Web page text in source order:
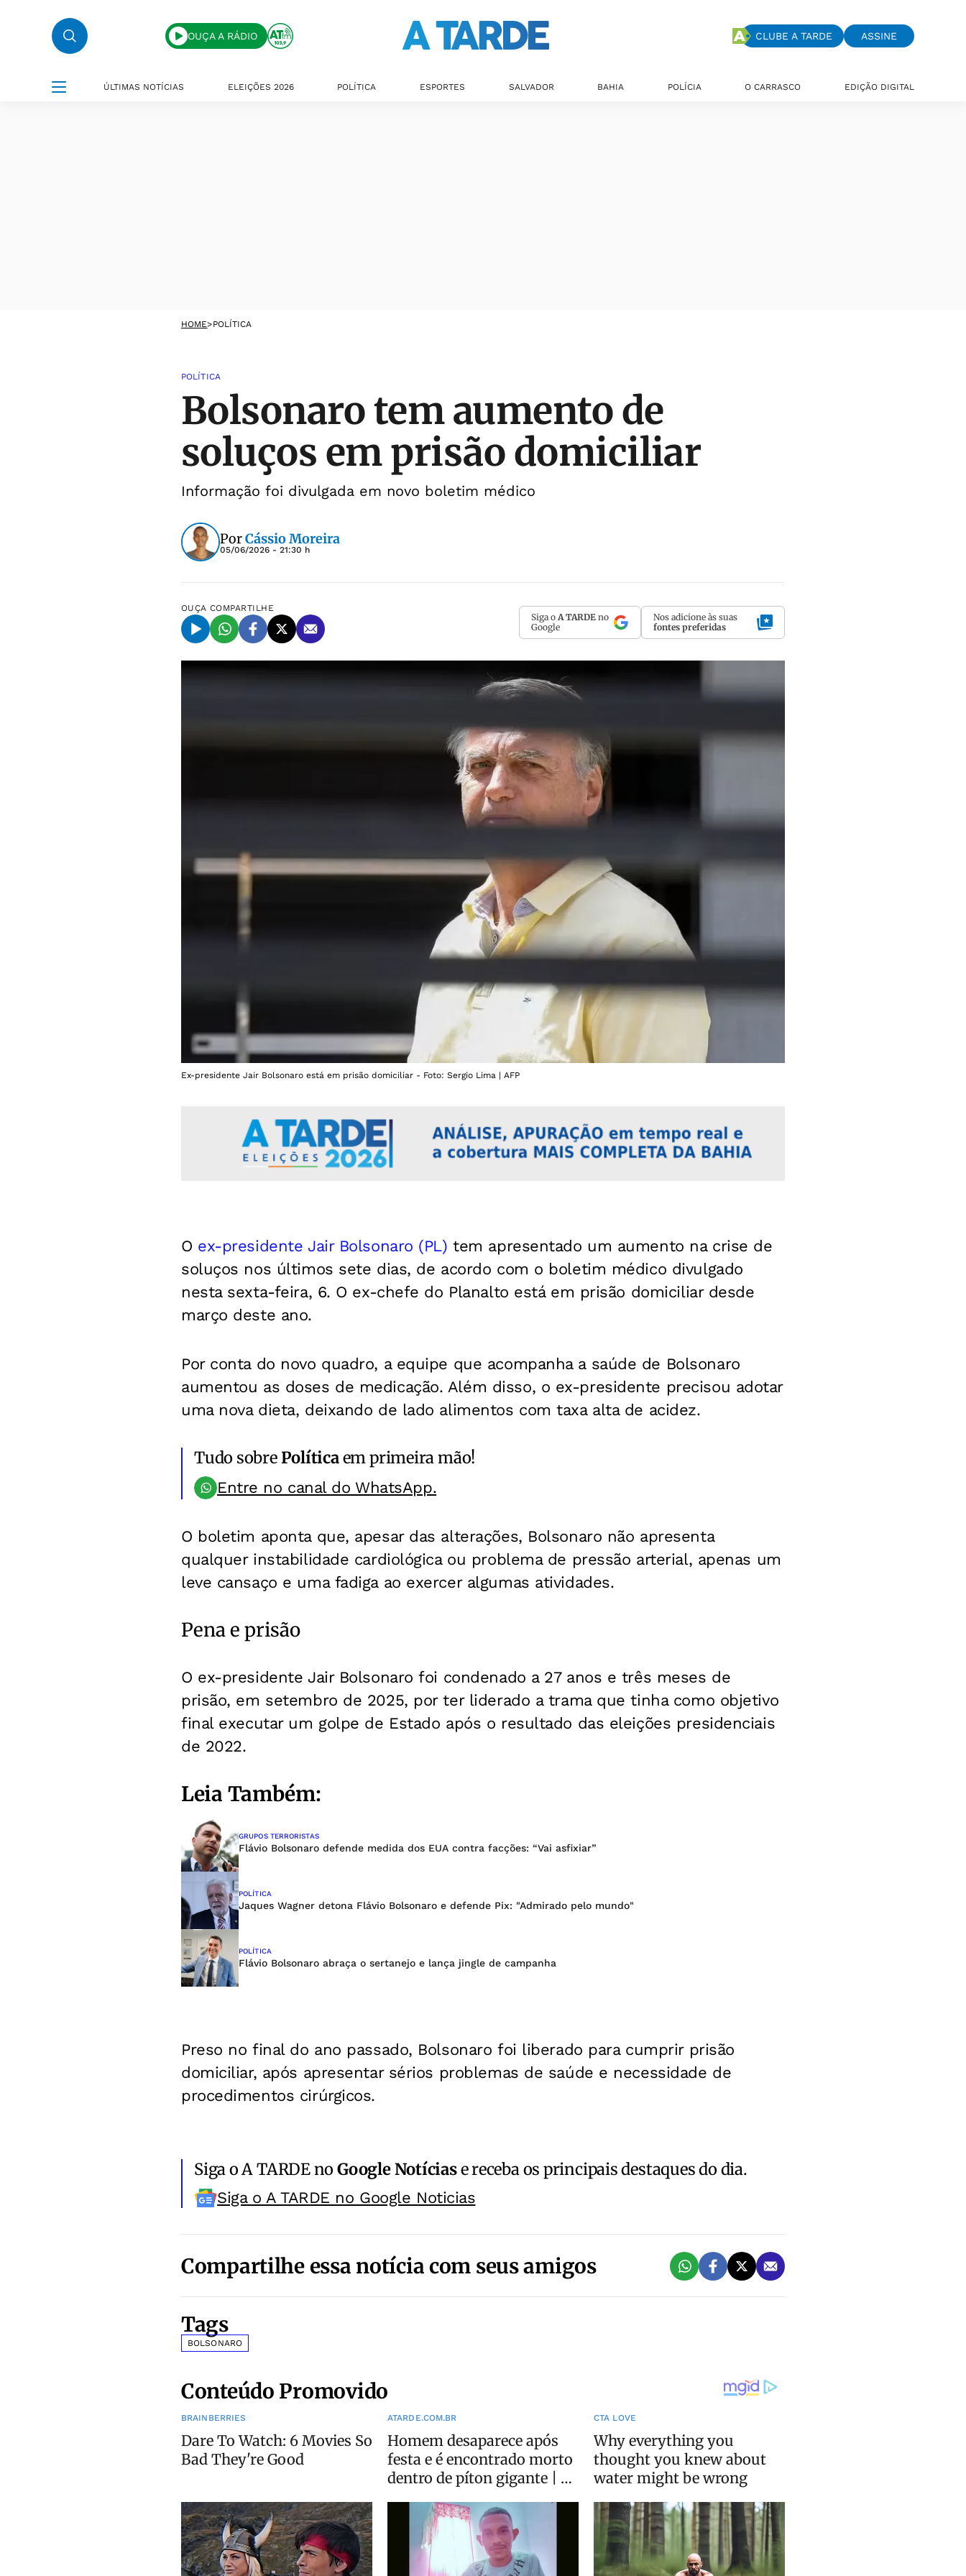
OUÇA A RÁDIO CLUBE A TARDE ASSINE
ÚLTIMAS NOTÍCIAS ELEIÇÕES 2026 POLÍTICA ESPORTES SALVADOR BAHIA POLÍCIA O CARRASCO EDIÇÃO DIGITAL
HOME>POLÍTICA
POLÍTICA
Bolsonaro tem aumento de
soluços em prisão domiciliar
Informação foi divulgada em novo boletim médico
PorCássio Moreira
05/06/2026 - 21:30 h
OUÇA COMPARTILHE
Siga o A TARDE no
Google
Nos adicione às suas
fontes preferidas
Ex-presidente Jair Bolsonaro está em prisão domiciliar - Foto: Sergio Lima | AFP
O ex-presidente Jair Bolsonaro (PL) tem apresentado um aumento na crise de
soluços nos últimos sete dias, de acordo com o boletim médico divulgado
nesta sexta-feira, 6. O ex-chefe do Planalto está em prisão domiciliar desde
março deste ano.
Por conta do novo quadro, a equipe que acompanha a saúde de Bolsonaro
aumentou as doses de medicação. Além disso, o ex-presidente precisou adotar
uma nova dieta, deixando de lado alimentos com taxa alta de acidez.
Tudo sobrePolíticaem primeira mão!
Entre no canal do WhatsApp.
O boletim aponta que, apesar das alterações, Bolsonaro não apresenta
qualquer instabilidade cardiológica ou problema de pressão arterial, apenas um
leve cansaço e uma fadiga ao exercer algumas atividades.
Pena e prisão
O ex-presidente Jair Bolsonaro foi condenado a 27 anos e três meses de
prisão, em setembro de 2025, por ter liderado a trama que tinha como objetivo
final executar um golpe de Estado após o resultado das eleições presidenciais
de 2022.
Leia Também:
GRUPOS TERRORISTAS
Flávio Bolsonaro defende medida dos EUA contra facções: “Vai asfixiar”
POLÍTICA
Jaques Wagner detona Flávio Bolsonaro e defende Pix: "Admirado pelo mundo"
POLÍTICA
Flávio Bolsonaro abraça o sertanejo e lança jingle de campanha
Preso no final do ano passado, Bolsonaro foi liberado para cumprir prisão
domiciliar, após apresentar sérios problemas de saúde e necessidade de
procedimentos cirúrgicos.
Siga o A TARDE noGoogle Notíciase receba os principais destaques do dia.
Siga o A TARDE no Google Noticias
Compartilhe essa notícia com seus amigos
Tags
BOLSONARO